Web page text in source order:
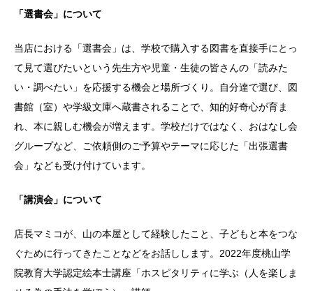
「選書会」について
当店における「選書会」は、学校で購入する図書を直接手にとっ
て見て選びたいという先生方や児童・生徒の皆さんの「読みた
い・調べたい」を応援する機会と場所づくり。自分達で選び、図
書館（室）や学級文庫へ蔵書されることで、知的好奇心が育ま
れ、本に親しむ機会が増えます。学校だけではなく、おはなし会
グループなど、ご依頼側のご予算やテーマに応じた「出張選書
会」なども受け付けています。
「講演会」について
店長マミコが、山の本屋として経験したこと、子どもと本をつな
ぐために行ってきたことなどをお話しします。2022年度桃山学
院教育大学認定絵本士講座「ホスピタリティに学ぶ（人を楽しま